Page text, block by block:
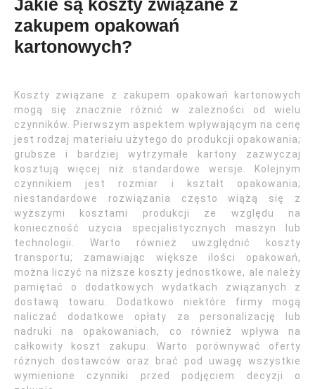
Jakie są koszty związane z
zakupem opakowań
kartonowych?
Koszty związane z zakupem opakowań kartonowych
mogą się znacznie różnić w zależności od wielu
czynników. Pierwszym aspektem wpływającym na cenę
jest rodzaj materiału użytego do produkcji opakowania;
grubsze i bardziej wytrzymałe kartony zazwyczaj
kosztują więcej niż standardowe wersje. Kolejnym
czynnikiem jest rozmiar i kształt opakowania;
niestandardowe rozwiązania często wiążą się z
wyższymi kosztami produkcji ze względu na
konieczność użycia specjalistycznych maszyn lub
technologii. Warto również uwzględnić koszty
transportu; zamawiając większe ilości opakowań,
można liczyć na niższe koszty jednostkowe, ale należy
pamiętać o dodatkowych wydatkach związanych z
dostawą towaru. Dodatkowo niektóre firmy mogą
naliczać dodatkowe opłaty za personalizację lub
nadruki na opakowaniach, co również wpływa na
całkowity koszt zakupu. Warto porównywać oferty
różnych dostawców oraz brać pod uwagę wszystkie
wymienione czynniki przed podjęciem decyzji o